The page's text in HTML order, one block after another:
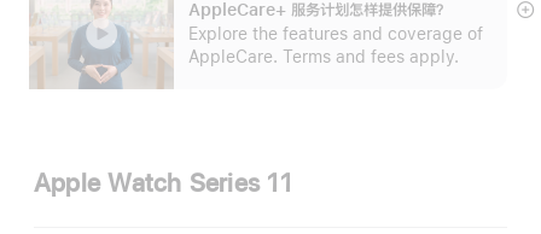
AppleCare+ 服务计划怎样提供保⁠障？
Explore the features and coverage of
AppleCare. Terms and fees apply.
展
Apple Watch Series 11